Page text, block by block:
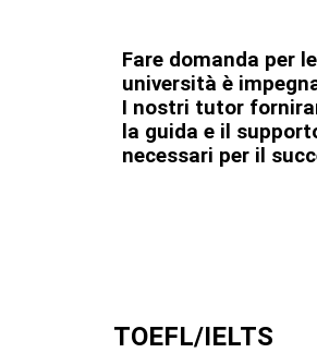
Fare domanda per le
università è
I nostri tutor
la guida e il
necessari per il
TOEFL/IELTS